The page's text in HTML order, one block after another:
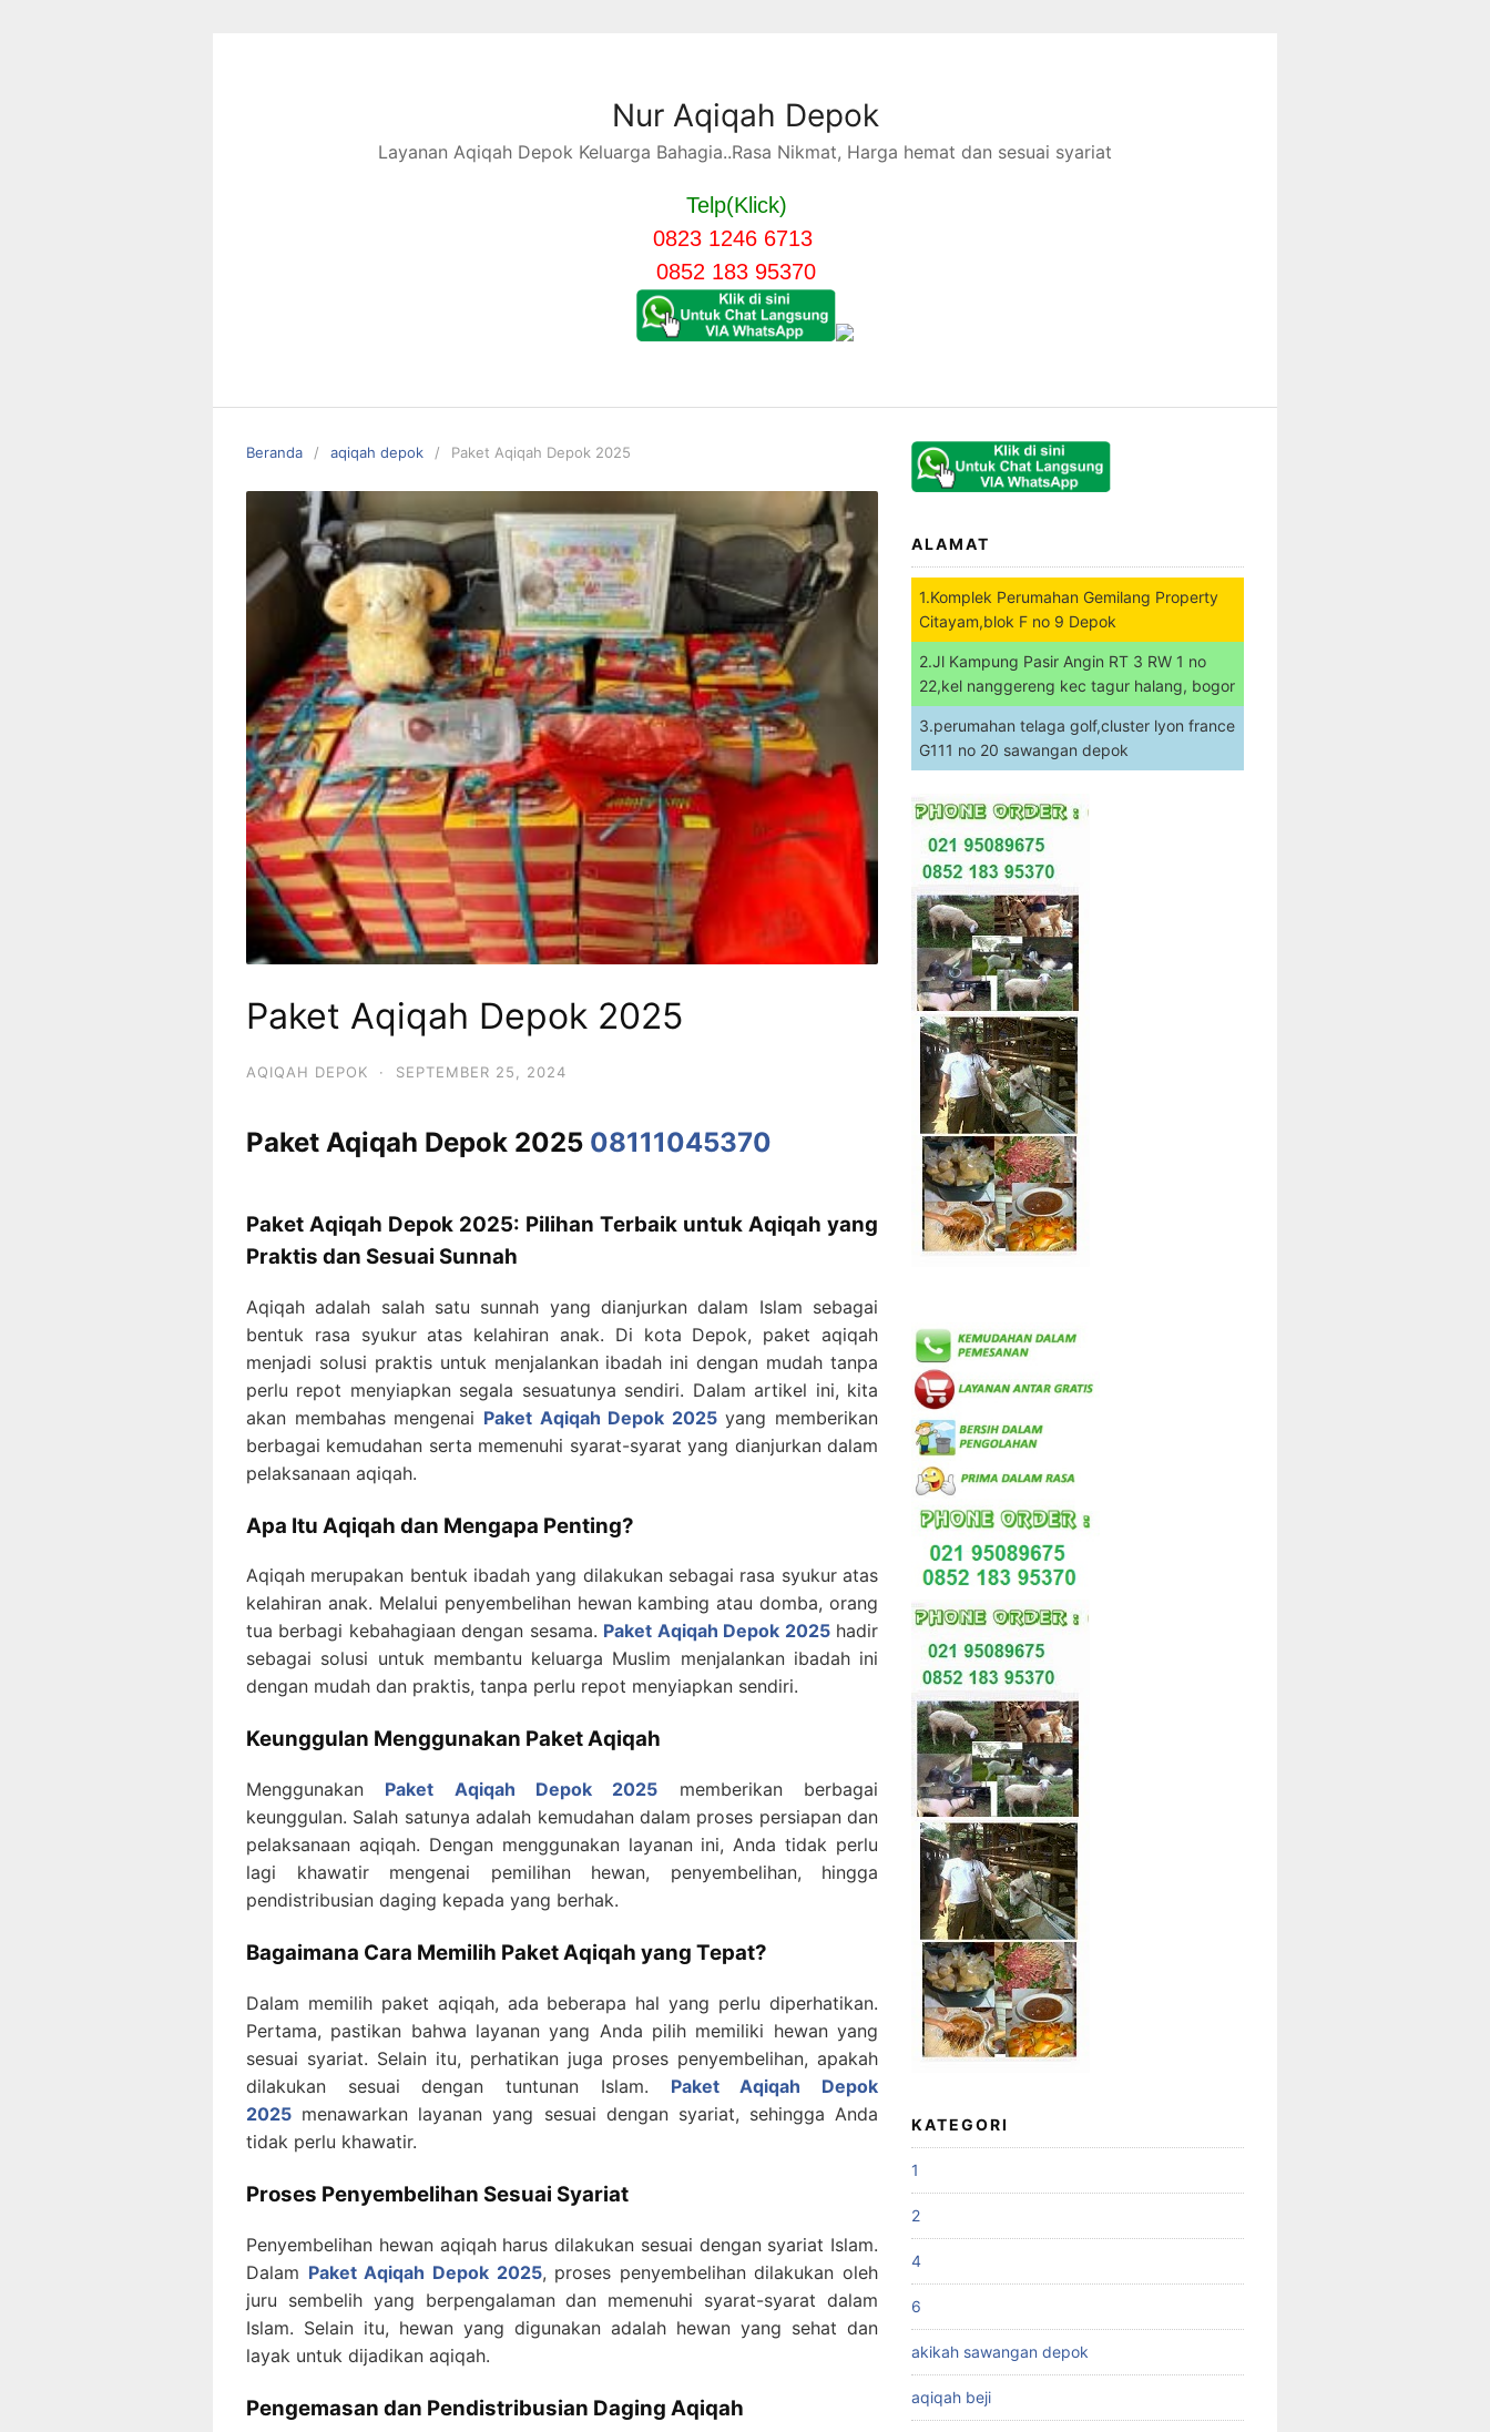
Nur Aqiqah Depok
Layanan Aqiqah Depok Keluarga Bahagia..Rasa Nikmat, Harga hemat dan sesuai syariat
Telp(Klick)
0823 1246 6713
0852 183 95370
Beranda aqiqah depok Paket Aqiqah Depok 2025
Paket Aqiqah Depok 2025
AQIQAH DEPOK · SEPTEMBER 25, 2024
Paket Aqiqah Depok 2025 08111045370
Paket Aqiqah Depok 2025: Pilihan Terbaik untuk Aqiqah yang
Praktis dan Sesuai Sunnah
Aqiqah adalah salah satu sunnah yang dianjurkan dalam Islam sebagai
bentuk rasa syukur atas kelahiran anak. Di kota Depok, paket aqiqah
menjadi solusi praktis untuk menjalankan ibadah ini dengan mudah tanpa
perlu repot menyiapkan segala sesuatunya sendiri. Dalam artikel ini, kita
akan membahas mengenai Paket Aqiqah Depok 2025 yang memberikan
berbagai kemudahan serta memenuhi syarat-syarat yang dianjurkan dalam
pelaksanaan aqiqah.
Apa Itu Aqiqah dan Mengapa Penting?
Aqiqah merupakan bentuk ibadah yang dilakukan sebagai rasa syukur atas
kelahiran anak. Melalui penyembelihan hewan kambing atau domba, orang
tua berbagi kebahagiaan dengan sesama. Paket Aqiqah Depok 2025 hadir
sebagai solusi untuk membantu keluarga Muslim menjalankan ibadah ini
dengan mudah dan praktis, tanpa perlu repot menyiapkan sendiri.
Keunggulan Menggunakan Paket Aqiqah
Menggunakan Paket Aqiqah Depok 2025 memberikan berbagai
keunggulan. Salah satunya adalah kemudahan dalam proses persiapan dan
pelaksanaan aqiqah. Dengan menggunakan layanan ini, Anda tidak perlu
lagi khawatir mengenai pemilihan hewan, penyembelihan, hingga
pendistribusian daging kepada yang berhak.
Bagaimana Cara Memilih Paket Aqiqah yang Tepat?
Dalam memilih paket aqiqah, ada beberapa hal yang perlu diperhatikan.
Pertama, pastikan bahwa layanan yang Anda pilih memiliki hewan yang
sesuai syariat. Selain itu, perhatikan juga proses penyembelihan, apakah
dilakukan sesuai dengan tuntunan Islam. Paket Aqiqah Depok
2025 menawarkan layanan yang sesuai dengan syariat, sehingga Anda
tidak perlu khawatir.
Proses Penyembelihan Sesuai Syariat
Penyembelihan hewan aqiqah harus dilakukan sesuai dengan syariat Islam.
Dalam Paket Aqiqah Depok 2025, proses penyembelihan dilakukan oleh
juru sembelih yang berpengalaman dan memenuhi syarat-syarat dalam
Islam. Selain itu, hewan yang digunakan adalah hewan yang sehat dan
layak untuk dijadikan aqiqah.
Pengemasan dan Pendistribusian Daging Aqiqah
ALAMAT
1.Komplek Perumahan Gemilang Property
Citayam,blok F no 9 Depok
2.Jl Kampung Pasir Angin RT 3 RW 1 no
22,kel nanggereng kec tagur halang, bogor
3.perumahan telaga golf,cluster lyon france
G111 no 20 sawangan depok
KATEGORI
1
2
4
6
akikah sawangan depok
aqiqah beji